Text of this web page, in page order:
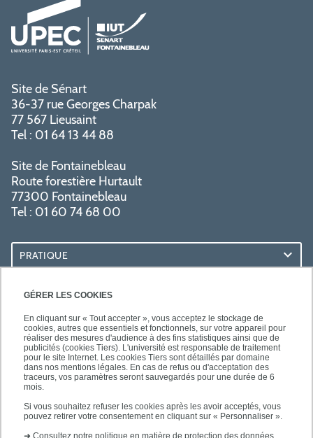
GÉRER LES COOKIES
En cliquant sur « Tout accepter », vous acceptez le stockage de
cookies, autres que essentiels et fonctionnels, sur votre appareil pour
réaliser des mesures d'audience à des fins statistiques ainsi que de
publicités (cookies Tiers). L'université est responsable de traitement
pour le site Internet. Les cookies Tiers sont détaillés par domaine
dans nos mentions légales. En cas de refus ou d'acceptation des
traceurs, vos paramètres seront sauvegardés pour une durée de 6
mois.
Si vous souhaitez refuser les cookies après les avoir acceptés, vous
pouvez retirer votre consentement en cliquant sur « Personnaliser ».
Site de Sénart
36-37 rue Georges Charpak
77 567 Lieusaint
Tel : 01 64 13 44 88
Site de Fontainebleau
Route forestière Hurtault
77300 Fontainebleau
Tel : 01 60 74 68 00
PRATIQUE
RESSOURCES
SUIVEZ-NOUS